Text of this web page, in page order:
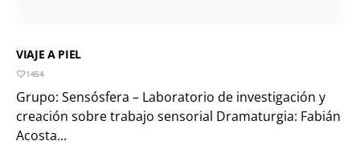
VIAJE A PIEL
1454
Grupo: Sensósfera – Laboratorio de investigación y
creación sobre trabajo sensorial Dramaturgia: Fabián
Acosta...